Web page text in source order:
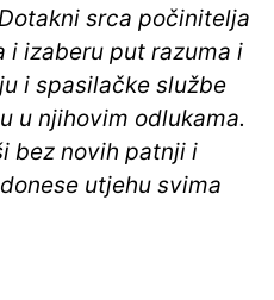
srca počinitelja
i izaberu put razuma i
i spasilačke službe
u njihovim odlukama.
bez novih patnji i
utjehu svima